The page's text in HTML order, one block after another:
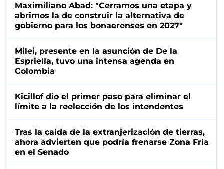
Maximiliano Abad: "Cerramos una etapa y
abrimos la de construir la alternativa de
gobierno para los bonaerenses en 2027"
Milei, presente en la asunción de De la
Espriella, tuvo una intensa agenda en
Colombia
Kicillof dio el primer paso para eliminar el
límite a la reelección de los intendentes
Tras la caída de la extranjerización de tierras,
ahora advierten que podría frenarse Zona Fría
en el Senado